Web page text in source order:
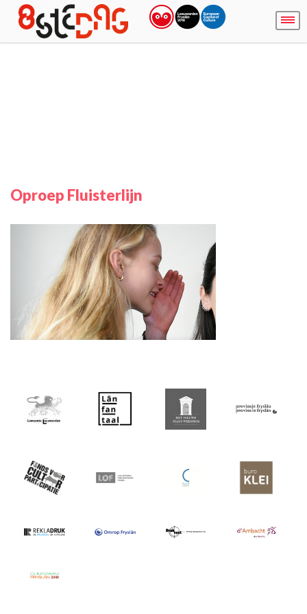
Oproep Fluisterlijn